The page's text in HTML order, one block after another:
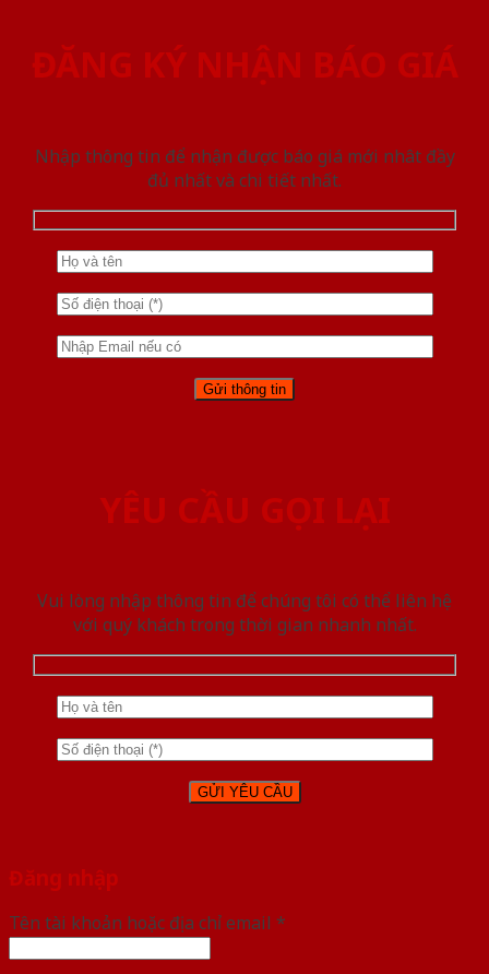
ĐĂNG KÝ NHẬN BÁO GIÁ
Nhập thông tin để nhận được báo giá mới nhât đầy
đủ nhất và chi tiết nhất.
YÊU CẦU GỌI LẠI
Vui lòng nhập thông tin để chúng tôi có thể liên hệ
với quý khách trong thời gian nhanh nhất.
Đăng nhập
Tên tài khoản hoặc địa chỉ email *